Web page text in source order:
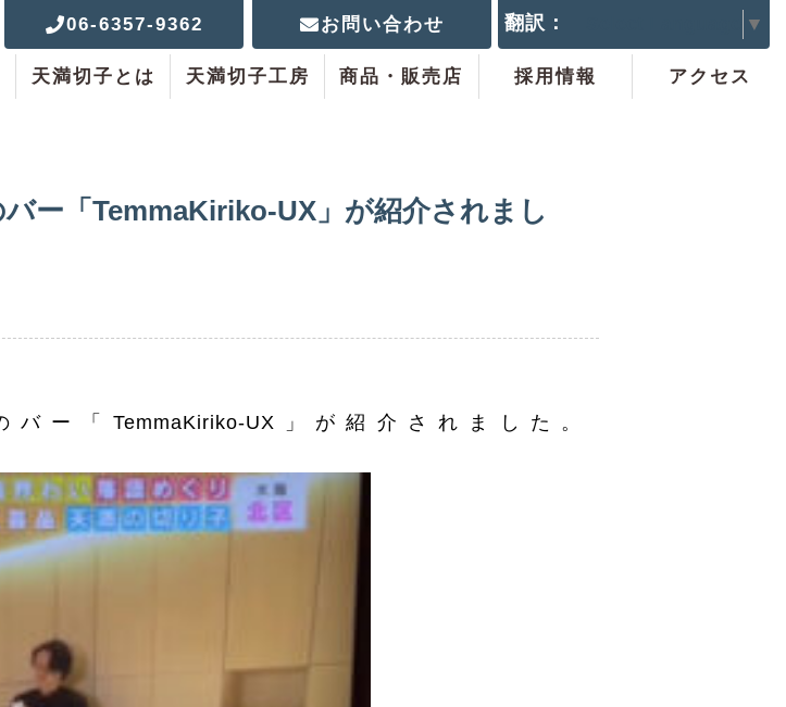
06-6357-9362 お問い合わせ
天満切子とは 天満切子工房 商品・販売店 採用情報 アクセス
翻訳： ▼
ー「TemmaKiriko-UX」が紹介されまし
ー「TemmaKiriko-UX」が紹介されました。